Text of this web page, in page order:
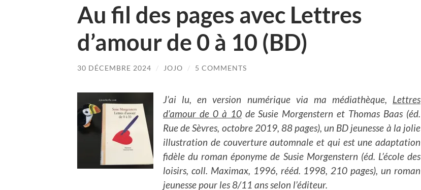
Au fil des pages avec Lettres
d’amour de 0 à 10 (BD)
30 DÉCEMBRE 2024 / JOJO / 5 COMMENTS
J’ai lu, en version numérique via ma médiathèque, Lettres
d’amour de 0 à 10de Susie Morgenstern et Thomas Baas (éd.
Rue de Sèvres, octobre 2019, 88 pages), un BD jeunesse à la jolie
illustration de couverture automnale et qui est une adaptation
fidèle du roman éponyme de Susie Morgenstern (éd. L’école des
loisirs, coll. Maximax, 1996, rééd. 1998, 210 pages), un roman
jeunesse pour les 8/11 ans selon l’éditeur.